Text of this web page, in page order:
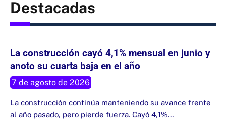
Destacadas
La construcción cayó 4,1% mensual en junio y
anoto su cuarta baja en el año
7 de agosto de 2026
La construcción continúa manteniendo su avance frente
al año pasado, pero pierde fuerza. Cayó 4,1%…